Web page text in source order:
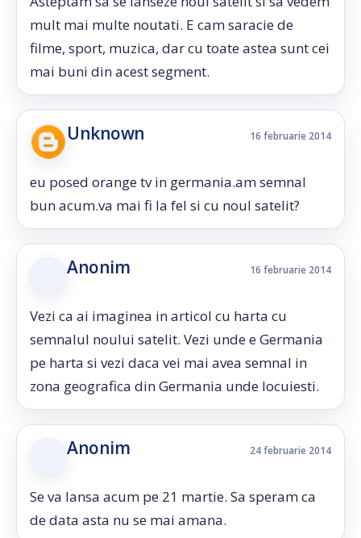
mult mai multe noutati. E cam saracie de
filme, sport, muzica, dar cu toate astea sunt cei
mai buni din acest segment.
Unknown 16 februarie 2014
eu posed orange tv in germania.am semnal
bun acum.va mai fi la fel si cu noul satelit?
Anonim 16 februarie 2014
Vezi ca ai imaginea in articol cu harta cu
semnalul noului satelit. Vezi unde e Germania
pe harta si vezi daca vei mai avea semnal in
zona geografica din Germania unde locuiesti.
Anonim 24 februarie 2014
Se va lansa acum pe 21 martie. Sa speram ca
de data asta nu se mai amana.